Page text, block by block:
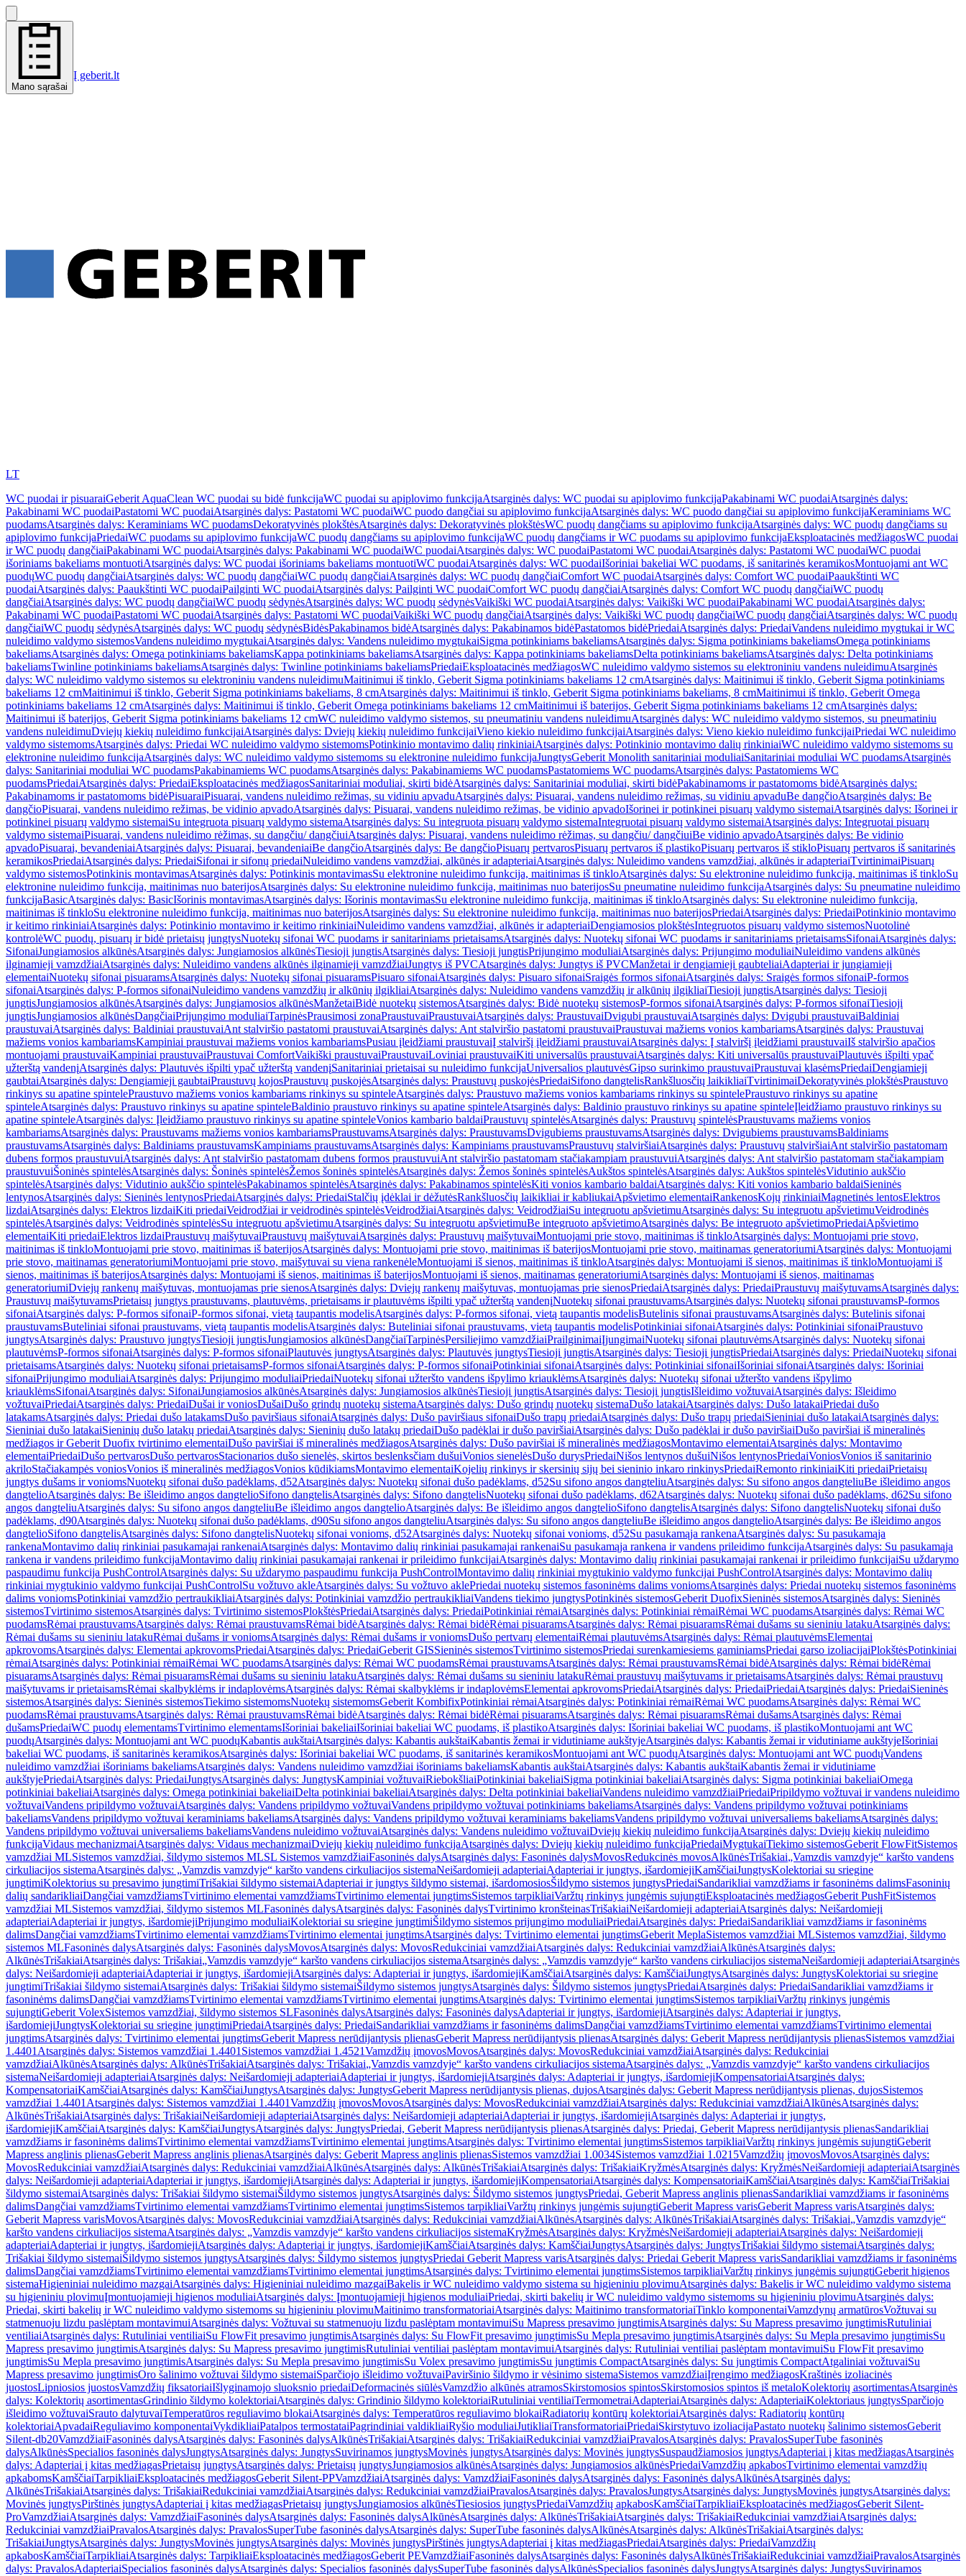
Mano sąrašai
Į geberit.lt
LT
WC puodai ir pisuaraiGeberit AquaClean WC puodai su bidė funkcijaWC puodai su apiplovimo funkcijaAtsarginės dalys: WC puodai su apiplovimo funkcijaPakabinami WC puodaiAtsarginės dalys:
Pakabinami WC puodaiPastatomi WC puodaiAtsarginės dalys: Pastatomi WC puodaiWC puodo dangčiai su apiplovimo funkcijaAtsarginės dalys: WC puodo dangčiai su apiplovimo funkcijaKeraminiams WC
puodamsAtsarginės dalys: Keraminiams WC puodamsDekoratyvinės plokštėsAtsarginės dalys: Dekoratyvinės plokštėsWC puodų dangčiams su apiplovimo funkcijaAtsarginės dalys: WC puodų dangčiams su
apiplovimo funkcijaPriedaiWC puodams su apiplovimo funkcijaWC puodų dangčiams su apiplovimo funkcijaWC puodų dangčiams ir WC puodams su apiplovimo funkcijaEksploatacinės medžiagosWC puodai
ir WC puodų dangčiaiPakabinami WC puodaiAtsarginės dalys: Pakabinami WC puodaiWC puodaiAtsarginės dalys: WC puodaiPastatomi WC puodaiAtsarginės dalys: Pastatomi WC puodaiWC puodai
išoriniams bakeliams montuotiAtsarginės dalys: WC puodai išoriniams bakeliams montuotiWC puodaiAtsarginės dalys: WC puodaiIšoriniai bakeliai WC puodams, iš sanitarinės keramikosMontuojami ant WC
puodųWC puodų dangčiaiAtsarginės dalys: WC puodų dangčiaiWC puodų dangčiaiAtsarginės dalys: WC puodų dangčiaiComfort WC puodaiAtsarginės dalys: Comfort WC puodaiPaaukštinti WC
puodaiAtsarginės dalys: Paaukštinti WC puodaiPailginti WC puodaiAtsarginės dalys: Pailginti WC puodaiComfort WC puodų dangčiaiAtsarginės dalys: Comfort WC puodų dangčiaiWC puodų
dangčiaiAtsarginės dalys: WC puodų dangčiaiWC puodų sėdynėsAtsarginės dalys: WC puodų sėdynėsVaikiški WC puodaiAtsarginės dalys: Vaikiški WC puodaiPakabinami WC puodaiAtsarginės dalys:
Pakabinami WC puodaiPastatomi WC puodaiAtsarginės dalys: Pastatomi WC puodaiVaikiški WC puodų dangčiaiAtsarginės dalys: Vaikiški WC puodų dangčiaiWC puodų dangčiaiAtsarginės dalys: WC puodų
dangčiaiWC puodų sėdynėsAtsarginės dalys: WC puodų sėdynėsBidėsPakabinamos bidėAtsarginės dalys: Pakabinamos bidėPastatomos bidėPriedaiAtsarginės dalys: PriedaiVandens nuleidimo mygtukai ir WC
nuleidimo valdymo sistemosVandens nuleidimo mygtukaiAtsarginės dalys: Vandens nuleidimo mygtukaiSigma potinkiniams bakeliamsAtsarginės dalys: Sigma potinkiniams bakeliamsOmega potinkiniams
bakeliamsAtsarginės dalys: Omega potinkiniams bakeliamsKappa potinkiniams bakeliamsAtsarginės dalys: Kappa potinkiniams bakeliamsDelta potinkiniams bakeliamsAtsarginės dalys: Delta potinkiniams
bakeliamsTwinline potinkiniams bakeliamsAtsarginės dalys: Twinline potinkiniams bakeliamsPriedaiEksploatacinės medžiagosWC nuleidimo valdymo sistemos su elektroniniu vandens nuleidimuAtsarginės
dalys: WC nuleidimo valdymo sistemos su elektroniniu vandens nuleidimuMaitinimui iš tinklo, Geberit Sigma potinkiniams bakeliams 12 cmAtsarginės dalys: Maitinimui iš tinklo, Geberit Sigma potinkiniams
bakeliams 12 cmMaitinimui iš tinklo, Geberit Sigma potinkiniams bakeliams, 8 cmAtsarginės dalys: Maitinimui iš tinklo, Geberit Sigma potinkiniams bakeliams, 8 cmMaitinimui iš tinklo, Geberit Omega
potinkiniams bakeliams 12 cmAtsarginės dalys: Maitinimui iš tinklo, Geberit Omega potinkiniams bakeliams 12 cmMaitinimui iš baterijos, Geberit Sigma potinkiniams bakeliams 12 cmAtsarginės dalys:
Maitinimui iš baterijos, Geberit Sigma potinkiniams bakeliams 12 cmWC nuleidimo valdymo sistemos, su pneumatiniu vandens nuleidimuAtsarginės dalys: WC nuleidimo valdymo sistemos, su pneumatiniu
vandens nuleidimuDviejų kiekių nuleidimo funkcijaiAtsarginės dalys: Dviejų kiekių nuleidimo funkcijaiVieno kiekio nuleidimo funkcijaiAtsarginės dalys: Vieno kiekio nuleidimo funkcijaiPriedai WC nuleidimo
valdymo sistemomsAtsarginės dalys: Priedai WC nuleidimo valdymo sistemomsPotinkinio montavimo dalių rinkiniaiAtsarginės dalys: Potinkinio montavimo dalių rinkiniaiWC nuleidimo valdymo sistemoms su
elektronine nuleidimo funkcijaAtsarginės dalys: WC nuleidimo valdymo sistemoms su elektronine nuleidimo funkcijaJungtysGeberit Monolith sanitariniai moduliaiSanitariniai moduliai WC puodamsAtsarginės
dalys: Sanitariniai moduliai WC puodamsPakabinamiems WC puodamsAtsarginės dalys: Pakabinamiems WC puodamsPastatomiems WC puodamsAtsarginės dalys: Pastatomiems WC
puodamsPriedaiAtsarginės dalys: PriedaiEksploatacinės medžiagosSanitariniai moduliai, skirti bidėAtsarginės dalys: Sanitariniai moduliai, skirti bidėPakabinamoms ir pastatomoms bidėAtsarginės dalys:
Pakabinamoms ir pastatomoms bidėPisuaraiPisuarai, vandens nuleidimo režimas, su vidiniu apvaduAtsarginės dalys: Pisuarai, vandens nuleidimo režimas, su vidiniu apvaduBe dangčioAtsarginės dalys: Be
dangčioPisuarai, vandens nuleidimo režimas, be vidinio apvadoAtsarginės dalys: Pisuarai, vandens nuleidimo režimas, be vidinio apvadoIšorinei ir potinkinei pisuarų valdymo sistemaiAtsarginės dalys: Išorinei ir
potinkinei pisuarų valdymo sistemaiSu integruota pisuarų valdymo sistemaAtsarginės dalys: Su integruota pisuarų valdymo sistemaIntegruotai pisuarų valdymo sistemaiAtsarginės dalys: Integruotai pisuarų
valdymo sistemaiPisuarai, vandens nuleidimo rėžimas, su dangčiu/ dangčiuiAtsarginės dalys: Pisuarai, vandens nuleidimo rėžimas, su dangčiu/ dangčiuiBe vidinio apvadoAtsarginės dalys: Be vidinio
apvadoPisuarai, bevandeniaiAtsarginės dalys: Pisuarai, bevandeniaiBe dangčioAtsarginės dalys: Be dangčioPisuarų pertvarosPisuarų pertvaros iš plastikoPisuarų pertvaros iš stikloPisuarų pertvaros iš sanitarinės
keramikosPriedaiAtsarginės dalys: PriedaiSifonai ir sifonų priedaiNuleidimo vandens vamzdžiai, alkūnės ir adapteriaiAtsarginės dalys: Nuleidimo vandens vamzdžiai, alkūnės ir adapteriaiTvirtinimaiPisuarų
valdymo sistemosPotinkinis montavimasAtsarginės dalys: Potinkinis montavimasSu elektronine nuleidimo funkcija, maitinimas iš tinkloAtsarginės dalys: Su elektronine nuleidimo funkcija, maitinimas iš tinkloSu
elektronine nuleidimo funkcija, maitinimas nuo baterijosAtsarginės dalys: Su elektronine nuleidimo funkcija, maitinimas nuo baterijosSu pneumatine nuleidimo funkcijaAtsarginės dalys: Su pneumatine nuleidimo
funkcijaBasicAtsarginės dalys: BasicIšorinis montavimasAtsarginės dalys: Išorinis montavimasSu elektronine nuleidimo funkcija, maitinimas iš tinkloAtsarginės dalys: Su elektronine nuleidimo funkcija,
maitinimas iš tinkloSu elektronine nuleidimo funkcija, maitinimas nuo baterijosAtsarginės dalys: Su elektronine nuleidimo funkcija, maitinimas nuo baterijosPriedaiAtsarginės dalys: PriedaiPotinkinio montavimo
ir keitimo rinkiniaiAtsarginės dalys: Potinkinio montavimo ir keitimo rinkiniaiNuleidimo vandens vamzdžiai, alkūnės ir adapteriaiDengiamosios plokštėsIntegruotos pisuarų valdymo sistemosNuotolinė
kontrolėWC puodų, pisuarų ir bidė prietaisų jungtysNuotekų sifonai WC puodams ir sanitariniams prietaisamsAtsarginės dalys: Nuotekų sifonai WC puodams ir sanitariniams prietaisamsSifonaiAtsarginės dalys:
SifonaiJungiamosios alkūnėsAtsarginės dalys: Jungiamosios alkūnėsTiesioji jungtisAtsarginės dalys: Tiesioji jungtisPrijungimo moduliaiAtsarginės dalys: Prijungimo moduliaiNuleidimo vandens alkūnės
ilginamieji vamzdžiaiAtsarginės dalys: Nuleidimo vandens alkūnės ilginamieji vamzdžiaiJungtys iš PVCAtsarginės dalys: Jungtys iš PVCManžetai ir dengiamieji gaubteliaiAdapteriai ir jungiamieji
elementaiNuotekų sifonai pisuaramsAtsarginės dalys: Nuotekų sifonai pisuaramsPisuaro sifonaiAtsarginės dalys: Pisuaro sifonaiSraigės formos sifonaiAtsarginės dalys: Sraigės formos sifonaiP-formos
sifonaiAtsarginės dalys: P-formos sifonaiNuleidimo vandens vamzdžių ir alkūnių ilgikliaiAtsarginės dalys: Nuleidimo vandens vamzdžių ir alkūnių ilgikliaiTiesioji jungtisAtsarginės dalys: Tiesioji
jungtisJungiamosios alkūnėsAtsarginės dalys: Jungiamosios alkūnėsManžetaiBidė nuotekų sistemosAtsarginės dalys: Bidė nuotekų sistemosP-formos sifonaiAtsarginės dalys: P-formos sifonaiTiesioji
jungtisJungiamosios alkūnėsDangčiaiPrijungimo moduliaiTarpinėsPrausimosi zonaPraustuvaiPraustuvaiAtsarginės dalys: PraustuvaiDvigubi praustuvaiAtsarginės dalys: Dvigubi praustuvaiBaldiniai
praustuvaiAtsarginės dalys: Baldiniai praustuvaiAnt stalviršio pastatomi praustuvaiAtsarginės dalys: Ant stalviršio pastatomi praustuvaiPraustuvai mažiems vonios kambariamsAtsarginės dalys: Praustuvai
mažiems vonios kambariamsKampiniai praustuvai mažiems vonios kambariamsPusiau įleidžiami praustuvaiĮ stalviršį įleidžiami praustuvaiAtsarginės dalys: Į stalviršį įleidžiami praustuvaiIš stalviršio apačios
montuojami praustuvaiKampiniai praustuvaiPraustuvai ComfortVaikiški praustuvaiPraustuvaiLoviniai praustuvaiKiti universalūs praustuvaiAtsarginės dalys: Kiti universalūs praustuvaiPlautuvės išpilti ypač
užterštą vandenįAtsarginės dalys: Plautuvės išpilti ypač užterštą vandenįSanitariniai prietaisai su nuleidimo funkcijaUniversalios plautuvėsGipso surinkimo praustuvaiPraustuvai klasėmsPriedaiDengiamieji
gaubtaiAtsarginės dalys: Dengiamieji gaubtaiPraustuvų kojosPraustuvų puskojėsAtsarginės dalys: Praustuvų puskojėsPriedaiSifono dangtelisRankšluosčių laikikliaiTvirtinimaiDekoratyvinės plokštėsPraustuvo
rinkinys su apatine spintelePraustuvo mažiems vonios kambariams rinkinys su spinteleAtsarginės dalys: Praustuvo mažiems vonios kambariams rinkinys su spintelePraustuvo rinkinys su apatine
spinteleAtsarginės dalys: Praustuvo rinkinys su apatine spinteleBaldinio praustuvo rinkinys su apatine spinteleAtsarginės dalys: Baldinio praustuvo rinkinys su apatine spinteleĮleidžiamo praustuvo rinkinys su
apatine spinteleAtsarginės dalys: Įleidžiamo praustuvo rinkinys su apatine spinteleVonios kambario baldaiPraustuvų spintelėsAtsarginės dalys: Praustuvų spintelėsPraustuvams mažiems vonios
kambariamsAtsarginės dalys: Praustuvams mažiems vonios kambariamsPraustuvamsAtsarginės dalys: PraustuvamsDvigubiems praustuvamsAtsarginės dalys: Dvigubiems praustuvamsBaldiniams
praustuvamsAtsarginės dalys: Baldiniams praustuvamsKampiniams praustuvamsAtsarginės dalys: Kampiniams praustuvamsPraustuvų stalviršiaiAtsarginės dalys: Praustuvų stalviršiaiAnt stalviršio pastatomam
dubens formos praustuvuiAtsarginės dalys: Ant stalviršio pastatomam dubens formos praustuvuiAnt stalviršio pastatomam stačiakampiam praustuvuiAtsarginės dalys: Ant stalviršio pastatomam stačiakampiam
praustuvuiŠoninės spintelėsAtsarginės dalys: Šoninės spintelėsŽemos šoninės spintelėsAtsarginės dalys: Žemos šoninės spintelėsAukštos spintelėsAtsarginės dalys: Aukštos spintelėsVidutinio aukščio
spintelėsAtsarginės dalys: Vidutinio aukščio spintelėsPakabinamos spintelėsAtsarginės dalys: Pakabinamos spintelėsKiti vonios kambario baldaiAtsarginės dalys: Kiti vonios kambario baldaiSieninės
lentynosAtsarginės dalys: Sieninės lentynosPriedaiAtsarginės dalys: PriedaiStalčių įdėklai ir dėžutėsRankšluosčių laikikliai ir kabliukaiApšvietimo elementaiRankenosKojų rinkiniaiMagnetinės lentosElektros
lizdaiAtsarginės dalys: Elektros lizdaiKiti priedaiVeidrodžiai ir veidrodinės spintelėsVeidrodžiaiAtsarginės dalys: VeidrodžiaiSu integruotu apšvietimuAtsarginės dalys: Su integruotu apšvietimuVeidrodinės
spintelėsAtsarginės dalys: Veidrodinės spintelėsSu integruotu apšvietimuAtsarginės dalys: Su integruotu apšvietimuBe integruoto apšvietimoAtsarginės dalys: Be integruoto apšvietimoPriedaiApšvietimo
elementaiKiti priedaiElektros lizdaiPraustuvų maišytuvaiPraustuvų maišytuvaiAtsarginės dalys: Praustuvų maišytuvaiMontuojami prie stovo, maitinimas iš tinkloAtsarginės dalys: Montuojami prie stovo,
maitinimas iš tinkloMontuojami prie stovo, maitinimas iš baterijosAtsarginės dalys: Montuojami prie stovo, maitinimas iš baterijosMontuojami prie stovo, maitinamas generatoriumiAtsarginės dalys: Montuojami
prie stovo, maitinamas generatoriumiMontuojami prie stovo, maišytuvai su viena rankenėleMontuojami iš sienos, maitinimas iš tinkloAtsarginės dalys: Montuojami iš sienos, maitinimas iš tinkloMontuojami iš
sienos, maitinimas iš baterijosAtsarginės dalys: Montuojami iš sienos, maitinimas iš baterijosMontuojami iš sienos, maitinamas generatoriumiAtsarginės dalys: Montuojami iš sienos, maitinamas
generatoriumiDviejų rankenų maišytuvas, montuojamas prie sienosAtsarginės dalys: Dviejų rankenų maišytuvas, montuojamas prie sienosPriedaiAtsarginės dalys: PriedaiPraustuvų maišytuvamsAtsarginės dalys:
Praustuvų maišytuvamsPrietaisų jungtys praustuvams, plautuvėms, prietaisams ir plautuvėms išpilti ypač užterštą vandenįNuotekų sifonai praustuvamsAtsarginės dalys: Nuotekų sifonai praustuvamsP-formos
sifonaiAtsarginės dalys: P-formos sifonaiP-formos sifonai, vietą taupantis modelisAtsarginės dalys: P-formos sifonai, vietą taupantis modelisButelinis sifonai praustuvamsAtsarginės dalys: Butelinis sifonai
praustuvamsButeliniai sifonai praustuvams, vietą taupantis modelisAtsarginės dalys: Buteliniai sifonai praustuvams, vietą taupantis modelisPotinkiniai sifonaiAtsarginės dalys: Potinkiniai sifonaiPraustuvo
jungtysAtsarginės dalys: Praustuvo jungtysTiesioji jungtisJungiamosios alkūnėsDangčiaiTarpinėsPersiliejimo vamzdžiaiPrailginimaiĮjungimaiNuotekų sifonai plautuvėmsAtsarginės dalys: Nuotekų sifonai
plautuvėmsP-formos sifonaiAtsarginės dalys: P-formos sifonaiPlautuvės jungtysAtsarginės dalys: Plautuvės jungtysTiesioji jungtisAtsarginės dalys: Tiesioji jungtisPriedaiAtsarginės dalys: PriedaiNuotekų sifonai
prietaisamsAtsarginės dalys: Nuotekų sifonai prietaisamsP-formos sifonaiAtsarginės dalys: P-formos sifonaiPotinkiniai sifonaiAtsarginės dalys: Potinkiniai sifonaiIšoriniai sifonaiAtsarginės dalys: Išoriniai
sifonaiPrijungimo moduliaiAtsarginės dalys: Prijungimo moduliaiPriedaiNuotekų sifonai užteršto vandens išpylimo kriauklėmsAtsarginės dalys: Nuotekų sifonai užteršto vandens išpylimo
kriauklėmsSifonaiAtsarginės dalys: SifonaiJungiamosios alkūnėsAtsarginės dalys: Jungiamosios alkūnėsTiesioji jungtisAtsarginės dalys: Tiesioji jungtisIšleidimo vožtuvaiAtsarginės dalys: Išleidimo
vožtuvaiPriedaiAtsarginės dalys: PriedaiDušai ir voniosDušaiDušo grindų nuotekų sistemaAtsarginės dalys: Dušo grindų nuotekų sistemaDušo latakaiAtsarginės dalys: Dušo latakaiPriedai dušo
latakamsAtsarginės dalys: Priedai dušo latakamsDušo paviršiaus sifonaiAtsarginės dalys: Dušo paviršiaus sifonaiDušo trapų priedaiAtsarginės dalys: Dušo trapų priedaiSieniniai dušo latakaiAtsarginės dalys:
Sieniniai dušo latakaiSieninių dušo latakų priedaiAtsarginės dalys: Sieninių dušo latakų priedaiDušo padėklai ir dušo paviršiaiAtsarginės dalys: Dušo padėklai ir dušo paviršiaiDušo paviršiai iš mineralinės
medžiagos ir Geberit Duofix tvirtinimo elementaiDušo paviršiai iš mineralinės medžiagosAtsarginės dalys: Dušo paviršiai iš mineralinės medžiagosMontavimo elementaiAtsarginės dalys: Montavimo
elementaiPriedaiDušo pertvarosDušo pertvarosStacionarios dušo sienelės, skirtos beslenksčiam dušuiVonios sienelėsDušo durysPriedaiNišos lentynos dušuiNišos lentynosPriedaiVoniosVonios iš sanitarinio
akriloStačiakampės voniosVonios iš mineralinės medžiagosVonios kūdikiamsMontavimo elementaiKojelių rinkinys ir skersinių sijų bei sieninio inkaro rinkinysPriedaiRemonto rinkiniaiKiti priedaiPrietaisų
jungtys dušams ir voniomsNuotekų sifonai dušo padėklams, d52Atsarginės dalys: Nuotekų sifonai dušo padėklams, d52Su sifono angos dangteliuAtsarginės dalys: Su sifono angos dangteliuBe išleidimo angos
dangtelioAtsarginės dalys: Be išleidimo angos dangtelioSifono dangtelisAtsarginės dalys: Sifono dangtelisNuotekų sifonai dušo padėklams, d62Atsarginės dalys: Nuotekų sifonai dušo padėklams, d62Su sifono
angos dangteliuAtsarginės dalys: Su sifono angos dangteliuBe išleidimo angos dangtelioAtsarginės dalys: Be išleidimo angos dangtelioSifono dangtelisAtsarginės dalys: Sifono dangtelisNuotekų sifonai dušo
padėklams, d90Atsarginės dalys: Nuotekų sifonai dušo padėklams, d90Su sifono angos dangteliuAtsarginės dalys: Su sifono angos dangteliuBe išleidimo angos dangtelioAtsarginės dalys: Be išleidimo angos
dangtelioSifono dangtelisAtsarginės dalys: Sifono dangtelisNuotekų sifonai vonioms, d52Atsarginės dalys: Nuotekų sifonai vonioms, d52Su pasukamąja rankenaAtsarginės dalys: Su pasukamąja
rankenaMontavimo dalių rinkiniai pasukamajai rankenaiAtsarginės dalys: Montavimo dalių rinkiniai pasukamajai rankenaiSu pasukamąja rankena ir vandens prileidimo funkcijaAtsarginės dalys: Su pasukamąja
rankena ir vandens prileidimo funkcijaMontavimo dalių rinkiniai pasukamajai rankenai ir prileidimo funkcijaiAtsarginės dalys: Montavimo dalių rinkiniai pasukamajai rankenai ir prileidimo funkcijaiSu uždarymo
paspaudimu funkcija PushControlAtsarginės dalys: Su uždarymo paspaudimu funkcija PushControlMontavimo dalių rinkiniai mygtukinio valdymo funkcijai PushControlAtsarginės dalys: Montavimo dalių
rinkiniai mygtukinio valdymo funkcijai PushControlSu vožtuvo akleAtsarginės dalys: Su vožtuvo aklePriedai nuotekų sistemos fasoninėms dalims voniomsAtsarginės dalys: Priedai nuotekų sistemos fasoninėms
dalims voniomsPotinkiniai vamzdžio pertraukikliaiAtsarginės dalys: Potinkiniai vamzdžio pertraukikliaiVandens tiekimo jungtysPotinkinės sistemosGeberit DuofixSieninės sistemosAtsarginės dalys: Sieninės
sistemosTvirtinimo sistemosAtsarginės dalys: Tvirtinimo sistemosPlokštėsPriedaiAtsarginės dalys: PriedaiPotinkiniai rėmaiAtsarginės dalys: Potinkiniai rėmaiRėmai WC puodamsAtsarginės dalys: Rėmai WC
puodamsRėmai praustuvamsAtsarginės dalys: Rėmai praustuvamsRėmai bidėAtsarginės dalys: Rėmai bidėRėmai pisuaramsAtsarginės dalys: Rėmai pisuaramsRėmai dušams su sieniniu latakuAtsarginės dalys:
Rėmai dušams su sieniniu latakuRėmai dušams ir voniomsAtsarginės dalys: Rėmai dušams ir voniomsDušo pertvarų elementaiRėmai plautuvėmsAtsarginės dalys: Rėmai plautuvėmsElementai
apkrovomsAtsarginės dalys: Elementai apkrovomsPriedaiAtsarginės dalys: PriedaiGeberit GISSieninės sistemosTvirtinimo sistemosPriedai surenkamiesiems gaminiamsPriedai garso izoliacijaiPlokštėsPotinkiniai
rėmaiAtsarginės dalys: Potinkiniai rėmaiRėmai WC puodamsAtsarginės dalys: Rėmai WC puodamsRėmai praustuvamsAtsarginės dalys: Rėmai praustuvamsRėmai bidėAtsarginės dalys: Rėmai bidėRėmai
pisuaramsAtsarginės dalys: Rėmai pisuaramsRėmai dušams su sieniniu latakuAtsarginės dalys: Rėmai dušams su sieniniu latakuRėmai praustuvų maišytuvams ir prietaisamsAtsarginės dalys: Rėmai praustuvų
maišytuvams ir prietaisamsRėmai skalbyklėms ir indaplovėmsAtsarginės dalys: Rėmai skalbyklėms ir indaplovėmsElementai apkrovomsPriedaiAtsarginės dalys: PriedaiPriedaiAtsarginės dalys: PriedaiSieninės
sistemosAtsarginės dalys: Sieninės sistemosTiekimo sistemomsNuotekų sistemomsGeberit KombifixPotinkiniai rėmaiAtsarginės dalys: Potinkiniai rėmaiRėmai WC puodamsAtsarginės dalys: Rėmai WC
puodamsRėmai praustuvamsAtsarginės dalys: Rėmai praustuvamsRėmai bidėAtsarginės dalys: Rėmai bidėRėmai pisuaramsAtsarginės dalys: Rėmai pisuaramsRėmai dušamsAtsarginės dalys: Rėmai
dušamsPriedaiWC puodų elementamsTvirtinimo elementamsIšoriniai bakeliaiIšoriniai bakeliai WC puodams, iš plastikoAtsarginės dalys: Išoriniai bakeliai WC puodams, iš plastikoMontuojami ant WC
puodųAtsarginės dalys: Montuojami ant WC puodųKabantis aukštaiAtsarginės dalys: Kabantis aukštaiKabantis žemai ir vidutiniame aukštyjeAtsarginės dalys: Kabantis žemai ir vidutiniame aukštyjeIšoriniai
bakeliai WC puodams, iš sanitarinės keramikosAtsarginės dalys: Išoriniai bakeliai WC puodams, iš sanitarinės keramikosMontuojami ant WC puodųAtsarginės dalys: Montuojami ant WC puodųVandens
nuleidimo vamzdžiai išoriniams bakeliamsAtsarginės dalys: Vandens nuleidimo vamzdžiai išoriniams bakeliamsKabantis aukštaiAtsarginės dalys: Kabantis aukštaiKabantis žemai ir vidutiniame
aukštyjePriedaiAtsarginės dalys: PriedaiJungtysAtsarginės dalys: JungtysKampiniai vožtuvaiRiebokšliaiPotinkiniai bakeliaiSigma potinkiniai bakeliaiAtsarginės dalys: Sigma potinkiniai bakeliaiOmega
potinkiniai bakeliaiAtsarginės dalys: Omega potinkiniai bakeliaiDelta potinkiniai bakeliaiAtsarginės dalys: Delta potinkiniai bakeliaiVandens nuleidimo vamzdžiaiPriedaiPripildymo vožtuvai ir vandens nuleidimo
vožtuvaiVandens pripildymo vožtuvaiAtsarginės dalys: Vandens pripildymo vožtuvaiVandens pripildymo vožtuvai potinkiniams bakeliamsAtsarginės dalys: Vandens pripildymo vožtuvai potinkiniams
bakeliamsVandens pripildymo vožtuvai keraminiams bakeliamsAtsarginės dalys: Vandens pripildymo vožtuvai keraminiams bakeliamsVandens pripildymo vožtuvai universaliems bakeliamsAtsarginės dalys:
Vandens pripildymo vožtuvai universaliems bakeliamsVandens nuleidimo vožtuvaiAtsarginės dalys: Vandens nuleidimo vožtuvaiDviejų kiekių nuleidimo funkcijaAtsarginės dalys: Dviejų kiekių nuleidimo
funkcijaVidaus mechanizmaiAtsarginės dalys: Vidaus mechanizmaiDviejų kiekių nuleidimo funkcijaAtsarginės dalys: Dviejų kiekių nuleidimo funkcijaPriedaiMygtukaiTiekimo sistemosGeberit FlowFitSistemos
vamzdžiai MLSistemos vamzdžiai, šildymo sistemos MLSL Sistemos vamzdžiaiFasoninės dalysAtsarginės dalys: Fasoninės dalysMovosRedukcinės movosAlkūnėsTrišakiai„Vamzdis vamzdyje“ karšto vandens
cirkuliacijos sistemaAtsarginės dalys: „Vamzdis vamzdyje“ karšto vandens cirkuliacijos sistemaNeišardomieji adapteriaiAdapteriai ir jungtys, išardomiejiKamščiaiJungtysKolektoriai su sriegine
jungtimiKolektorius su presavimo jungtimiTrišakiai šildymo sistemaiAdapteriai ir jungtys šildymo sistemai, išardomosiosŠildymo sistemos jungtysPriedaiSandarikliai vamzdžiams ir fasoninėms dalimsFasoninių
dalių sandarikliaiDangčiai vamzdžiamsTvirtinimo elementai vamzdžiamsTvirtinimo elementai jungtimsSistemos tarpikliaiVaržtų rinkinys jungėmis sujungtiEksploatacinės medžiagosGeberit PushFitSistemos
vamzdžiai MLSistemos vamzdžiai, šildymo sistemos MLFasoninės dalysAtsarginės dalys: Fasoninės dalysTvirtinimo kronšteinasTrišakiaiNeišardomieji adapteriaiAtsarginės dalys: Neišardomieji
adapteriaiAdapteriai ir jungtys, išardomiejiPrijungimo moduliaiKolektoriai su sriegine jungtimiŠildymo sistemos prijungimo moduliaiPriedaiAtsarginės dalys: PriedaiSandarikliai vamzdžiams ir fasoninėms
dalimsDangčiai vamzdžiamsTvirtinimo elementai vamzdžiamsTvirtinimo elementai jungtimsAtsarginės dalys: Tvirtinimo elementai jungtimsGeberit MeplaSistemos vamzdžiai MLSistemos vamzdžiai, šildymo
sistemos MLFasoninės dalysAtsarginės dalys: Fasoninės dalysMovosAtsarginės dalys: MovosRedukciniai vamzdžiaiAtsarginės dalys: Redukciniai vamzdžiaiAlkūnėsAtsarginės dalys:
AlkūnėsTrišakiaiAtsarginės dalys: Trišakiai„Vamzdis vamzdyje“ karšto vandens cirkuliacijos sistemaAtsarginės dalys: „Vamzdis vamzdyje“ karšto vandens cirkuliacijos sistemaNeišardomieji adapteriaiAtsarginės
dalys: Neišardomieji adapteriaiAdapteriai ir jungtys, išardomiejiAtsarginės dalys: Adapteriai ir jungtys, išardomiejiKamščiaiAtsarginės dalys: KamščiaiJungtysAtsarginės dalys: JungtysKolektoriai su sriegine
jungtimiTrišakiai šildymo sistemaiAtsarginės dalys: Trišakiai šildymo sistemaiŠildymo sistemos jungtysAtsarginės dalys: Šildymo sistemos jungtysPriedaiAtsarginės dalys: PriedaiSandarikliai vamzdžiams ir
fasoninėms dalimsDangčiai vamzdžiamsTvirtinimo elementai vamzdžiamsTvirtinimo elementai jungtimsAtsarginės dalys: Tvirtinimo elementai jungtimsSistemos tarpikliaiVaržtų rinkinys jungėmis
sujungtiGeberit VolexSistemos vamzdžiai, šildymo sistemos SLFasoninės dalysAtsarginės dalys: Fasoninės dalysAdapteriai ir jungtys, išardomiejiAtsarginės dalys: Adapteriai ir jungtys,
išardomiejiJungtysKolektoriai su sriegine jungtimiPriedaiAtsarginės dalys: PriedaiSandarikliai vamzdžiams ir fasoninėms dalimsDangčiai vamzdžiamsTvirtinimo elementai vamzdžiamsTvirtinimo elementai
jungtimsAtsarginės dalys: Tvirtinimo elementai jungtimsGeberit Mapress nerūdijantysis plienasGeberit Mapress nerūdijantysis plienasAtsarginės dalys: Geberit Mapress nerūdijantysis plienasSistemos vamzdžiai
1.4401 Atsarginės dalys: Sistemos vamzdžiai 1.4401 Sistemos vamzdžiai 1.4521Vamzdžių įmovosMovosAtsarginės dalys: MovosRedukciniai vamzdžiaiAtsarginės dalys: Redukciniai
vamzdžiaiAlkūnėsAtsarginės dalys: AlkūnėsTrišakiaiAtsarginės dalys: Trišakiai„Vamzdis vamzdyje“ karšto vandens cirkuliacijos sistemaAtsarginės dalys: „Vamzdis vamzdyje“ karšto vandens cirkuliacijos
sistemaNeišardomieji adapteriaiAtsarginės dalys: Neišardomieji adapteriaiAdapteriai ir jungtys, išardomiejiAtsarginės dalys: Adapteriai ir jungtys, išardomiejiKompensatoriaiAtsarginės dalys:
KompensatoriaiKamščiaiAtsarginės dalys: KamščiaiJungtysAtsarginės dalys: JungtysGeberit Mapress nerūdijantysis plienas, dujosAtsarginės dalys: Geberit Mapress nerūdijantysis plienas, dujosSistemos
vamzdžiai 1.4401 Atsarginės dalys: Sistemos vamzdžiai 1.4401Vamzdžių įmovosMovosAtsarginės dalys: MovosRedukciniai vamzdžiaiAtsarginės dalys: Redukciniai vamzdžiaiAlkūnėsAtsarginės dalys:
AlkūnėsTrišakiaiAtsarginės dalys: TrišakiaiNeišardomieji adapteriaiAtsarginės dalys: Neišardomieji adapteriaiAdapteriai ir jungtys, išardomiejiAtsarginės dalys: Adapteriai ir jungtys,
išardomiejiKamščiaiAtsarginės dalys: KamščiaiJungtysAtsarginės dalys: JungtysPriedai, Geberit Mapress nerūdijantysis plienasAtsarginės dalys: Priedai, Geberit Mapress nerūdijantysis plienasSandarikliai
vamzdžiams ir fasoninėms dalimsTvirtinimo elementai vamzdžiamsTvirtinimo elementai jungtimsAtsarginės dalys: Tvirtinimo elementai jungtimsSistemos tarpikliaiVaržtų rinkinys jungėmis sujungtiGeberit
Mapress anglinis plienasGeberit Mapress anglinis plienasAtsarginės dalys: Geberit Mapress anglinis plienasSistemos vamzdžiai 1.0034Sistemos vamzdžiai 1.0215Vamzdžių įmovosMovosAtsarginės dalys:
MovosRedukciniai vamzdžiaiAtsarginės dalys: Redukciniai vamzdžiaiAlkūnėsAtsarginės dalys: AlkūnėsTrišakiaiAtsarginės dalys: TrišakiaiKryžmėsAtsarginės dalys: KryžmėsNeišardomieji adapteriaiAtsarginės
dalys: Neišardomieji adapteriaiAdapteriai ir jungtys, išardomiejiAtsarginės dalys: Adapteriai ir jungtys, išardomiejiKompensatoriaiAtsarginės dalys: KompensatoriaiKamščiaiAtsarginės dalys: KamščiaiTrišakiai
šildymo sistemaiAtsarginės dalys: Trišakiai šildymo sistemaiŠildymo sistemos jungtysAtsarginės dalys: Šildymo sistemos jungtysPriedai, Geberit Mapress anglinis plienasSandarikliai vamzdžiams ir fasoninėms
dalimsDangčiai vamzdžiamsTvirtinimo elementai vamzdžiamsTvirtinimo elementai jungtimsSistemos tarpikliaiVaržtų rinkinys jungėmis sujungtiGeberit Mapress varisGeberit Mapress varisAtsarginės dalys:
Geberit Mapress varisMovosAtsarginės dalys: MovosRedukciniai vamzdžiaiAtsarginės dalys: Redukciniai vamzdžiaiAlkūnėsAtsarginės dalys: AlkūnėsTrišakiaiAtsarginės dalys: Trišakiai„Vamzdis vamzdyje“
karšto vandens cirkuliacijos sistemaAtsarginės dalys: „Vamzdis vamzdyje“ karšto vandens cirkuliacijos sistemaKryžmėsAtsarginės dalys: KryžmėsNeišardomieji adapteriaiAtsarginės dalys: Neišardomieji
adapteriaiAdapteriai ir jungtys, išardomiejiAtsarginės dalys: Adapteriai ir jungtys, išardomiejiKamščiaiAtsarginės dalys: KamščiaiJungtysAtsarginės dalys: JungtysTrišakiai šildymo sistemaiAtsarginės dalys:
Trišakiai šildymo sistemaiŠildymo sistemos jungtysAtsarginės dalys: Šildymo sistemos jungtysPriedai Geberit Mapress varisAtsarginės dalys: Priedai Geberit Mapress varisSandarikliai vamzdžiams ir fasoninėms
dalimsDangčiai vamzdžiamsTvirtinimo elementai vamzdžiamsTvirtinimo elementai jungtimsAtsarginės dalys: Tvirtinimo elementai jungtimsSistemos tarpikliaiVaržtų rinkinys jungėmis sujungtiGeberit higienos
sistemaHigieniniai nuleidimo mazgaiAtsarginės dalys: Higieniniai nuleidimo mazgaiBakelis ir WC nuleidimo valdymo sistema su higieniniu plovimuAtsarginės dalys: Bakelis ir WC nuleidimo valdymo sistema
su higieniniu plovimuĮmontuojamieji higienos moduliaiAtsarginės dalys: Įmontuojamieji higienos moduliaiPriedai, skirti bakelių ir WC nuleidimo valdymo sistemoms su higieniniu plovimuAtsarginės dalys:
Priedai, skirti bakelių ir WC nuleidimo valdymo sistemoms su higieniniu plovimuMaitinimo transformatoriaiAtsarginės dalys: Maitinimo transformatoriaiTinklo komponentaiVamzdynų armatūrosVožtuvai su
statmenuoju lizdu paslėptam montavimuiAtsarginės dalys: Vožtuvai su statmenuoju lizdu paslėptam montavimuiSu Mapress presavimo jungtimisAtsarginės dalys: Su Mapress presavimo jungtimisRutuliniai
ventiliaiAtsarginės dalys: Rutuliniai ventiliaiSu FlowFit presavimo jungtimisAtsarginės dalys: Su FlowFit presavimo jungtimisSu Mepla presavimo jungtimisAtsarginės dalys: Su Mepla presavimo jungtimisSu
Mapress presavimo jungtimisAtsarginės dalys: Su Mapress presavimo jungtimisRutuliniai ventiliai paslėptam montavimuiAtsarginės dalys: Rutuliniai ventiliai paslėptam montavimuiSu FlowFit presavimo
jungtimisSu Mepla presavimo jungtimisAtsarginės dalys: Su Mepla presavimo jungtimisSu Volex presavimo jungtimisSu jungtimis CompactAtsarginės dalys: Su jungtimis CompactAtgaliniai vožtuvaiSu
Mapress presavimo jungtimisOro šalinimo vožtuvai šildymo sistemaiSparčiojo išleidimo vožtuvaiPaviršinio šildymo ir vėsinimo sistemaSistemos vamzdžiaiĮrengimo medžiagosKraštinės izoliacinės
juostosLipniosios juostosVamzdžių fiksatoriaiIšlyginamojo sluoksnio priedaiDeformacinės siūlėsVamzdžio alkūnės atramosSkirstomosios spintosSkirstomosios spintos iš metaloKolektorių asortimentasAtsarginės
dalys: Kolektorių asortimentasGrindinio šildymo kolektoriaiAtsarginės dalys: Grindinio šildymo kolektoriaiRutuliniai ventiliaiTermometraiAdapteriaiAtsarginės dalys: AdapteriaiKolektoriaus jungtysSparčiojo
išleidimo vožtuvaiSrauto dalytuvaiTemperatūros reguliavimo blokaiAtsarginės dalys: Temperatūros reguliavimo blokaiRadiatorių kontūrų kolektoriaiAtsarginės dalys: Radiatorių kontūrų
kolektoriaiApvadaiReguliavimo komponentaiVykdikliaiPatalpos termostataiPagrindiniai valdikliaiRyšio moduliaiJutikliaiTransformatoriaiPriedaiSkirstytuvo izoliacijaPastato nuotekų šalinimo sistemosGeberit
Silent-db20VamzdžiaiFasoninės dalysAtsarginės dalys: Fasoninės dalysAlkūnėsTrišakiaiAtsarginės dalys: TrišakiaiRedukciniai vamzdžiaiPravalosAtsarginės dalys: PravalosSuperTube fasoninės
dalysAlkūnėsSpecialios fasoninės dalysJungtysAtsarginės dalys: JungtysSuvirinamos jungtysMovinės jungtysAtsarginės dalys: Movinės jungtysSuspaudžiamosios jungtysAdapteriai į kitas medžiagasAtsarginės
dalys: Adapteriai į kitas medžiagasPrietaisų jungtysAtsarginės dalys: Prietaisų jungtysJungiamosios alkūnėsAtsarginės dalys: Jungiamosios alkūnėsPriedaiVamzdžių apkabosTvirtinimo elementai vamzdžių
apkabomsKamščiaiTarpikliaiEksploatacinės medžiagosGeberit Silent-PPVamzdžiaiAtsarginės dalys: VamzdžiaiFasoninės dalysAtsarginės dalys: Fasoninės dalysAlkūnėsAtsarginės dalys:
AlkūnėsTrišakiaiAtsarginės dalys: TrišakiaiRedukciniai vamzdžiaiAtsarginės dalys: Redukciniai vamzdžiaiPravalosAtsarginės dalys: PravalosJungtysAtsarginės dalys: JungtysMovinės jungtysAtsarginės dalys:
Movinės jungtysPirštinės jungtysAdapteriai į kitas medžiagasPrietaisų jungtysJungiamosios alkūnėsTiesiosios jungtysPriedaiVamzdžių apkabosKamščiaiTarpikliaiEksploatacinės medžiagosGeberit Silent-
ProVamzdžiaiAtsarginės dalys: VamzdžiaiFasoninės dalysAtsarginės dalys: Fasoninės dalysAlkūnėsAtsarginės dalys: AlkūnėsTrišakiaiAtsarginės dalys: TrišakiaiRedukciniai vamzdžiaiAtsarginės dalys:
Redukciniai vamzdžiaiPravalosAtsarginės dalys: PravalosSuperTube fasoninės dalysAtsarginės dalys: SuperTube fasoninės dalysAlkūnėsAtsarginės dalys: AlkūnėsTrišakiaiAtsarginės dalys:
TrišakiaiJungtysAtsarginės dalys: JungtysMovinės jungtysAtsarginės dalys: Movinės jungtysPirštinės jungtysAdapteriai į kitas medžiagasPriedaiAtsarginės dalys: PriedaiVamzdžių
apkabosKamščiaiTarpikliaiAtsarginės dalys: TarpikliaiEksploatacinės medžiagosGeberit PEVamzdžiaiFasoninės dalysAtsarginės dalys: Fasoninės dalysAlkūnėsTrišakiaiRedukciniai vamzdžiaiPravalosAtsarginės
dalys: PravalosAdapteriaiSpecialios fasoninės dalysAtsarginės dalys: Specialios fasoninės dalysSuperTube fasoninės dalysAlkūnėsSpecialios fasoninės dalysJungtysAtsarginės dalys: JungtysSuvirinamos